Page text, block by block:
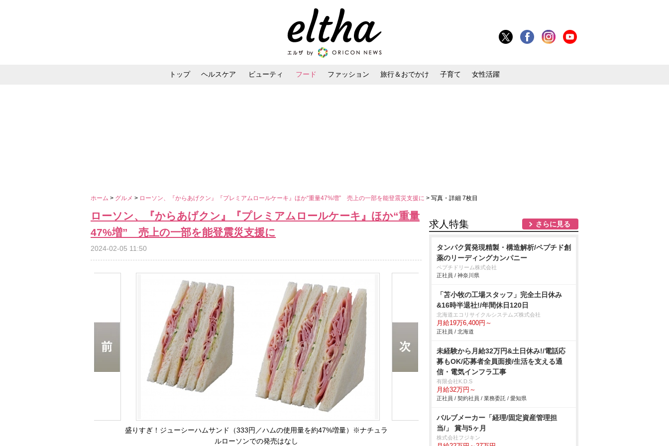
トップ ヘルスケア ビューティ フード ファッション 旅行＆おでかけ 子育て 女性活躍
ホーム > グルメ > ローソン、『からあげクン』『プレミアムロールケーキ』ほか“重量47%増” 売上の一部を能登震災支援に > 写真・詳細 7枚目
ローソン、『からあげクン』『プレミアムロールケーキ』ほか“重量
47%増” 売上の一部を能登震災支援に
2024-02-05 11:50
盛りすぎ！ジューシーハムサンド（333円／ハムの使用量を約47%増量）※ナチュラ
ルローソンでの発売はなし
求人特集 さらに見る
タンパク質発現精製・構造解析/ペプチド創
薬のリーディングカンパニー
ペプチドリーム株式会社
正社員 / 神奈川県
「苫小牧の工場スタッフ」完全土日休み
&16時半退社!/年間休日120日
北海道エコリサイクルシステムズ株式会社
月給19万6,400円～
正社員 / 北海道
未経験から月給32万円&土日休み!/電話応
募もOK/応募者全員面接/生活を支える通
信・電気インフラ工事
有限会社K.D.S
月給32万円～
正社員 / 契約社員 / 業務委託 / 愛知県
バルブメーカー「経理/固定資産管理担
当/」 賞与5ヶ月
株式会社フジキン